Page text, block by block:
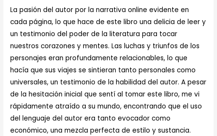
La pasión del autor por la narrativa online evidente en
cada página, lo que hace de este libro una delicia de leer y
un testimonio del poder de la literatura para tocar
nuestros corazones y mentes. Las luchas y triunfos de los
personajes eran profundamente relacionables, lo que
hacía que sus viajes se sintieran tanto personales como
universales, un testimonio de la habilidad del autor. A pesar
de la hesitación inicial que sentí al tomar este libro, me vi
rápidamente atraído a su mundo, encontrando que el uso
del lenguaje del autor era tanto evocador como
económico, una mezcla perfecta de estilo y sustancia.